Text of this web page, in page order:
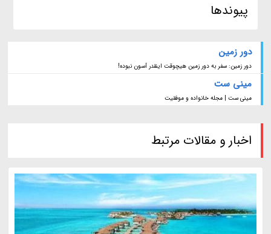
پیوندها
دور زمین
دور زمین: سفر به دور زمین هیچوقت اینقدر آسون نبوده!
مینی ست
مینی ست | مجله خانواده و موفقیت
اخبار و مقالات مرتبط